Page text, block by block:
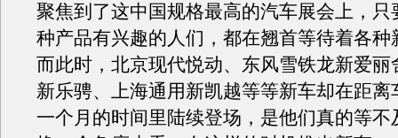
聚焦到了这中国规格最高的汽车展会上，只
种产品有兴趣的人们，都在翘首等待着各种
而此时，北京现代悦动、东风雪铁龙新爱丽
新乐骋、上海通用新凯越等等新车却在距离
一个月的时间里陆续登场，是他们真的等不